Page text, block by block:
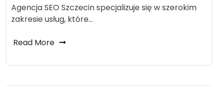
Agencja SEO Szczecin specjalizuje się w szerokim
zakresie usług, które…
Read More